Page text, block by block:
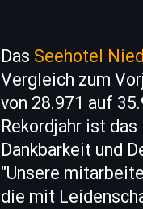
Das Seehotel
Vergleich zum
von 28.971 auf
Rekordjahr ist
Dankbarkeit und
"Unsere
die mit